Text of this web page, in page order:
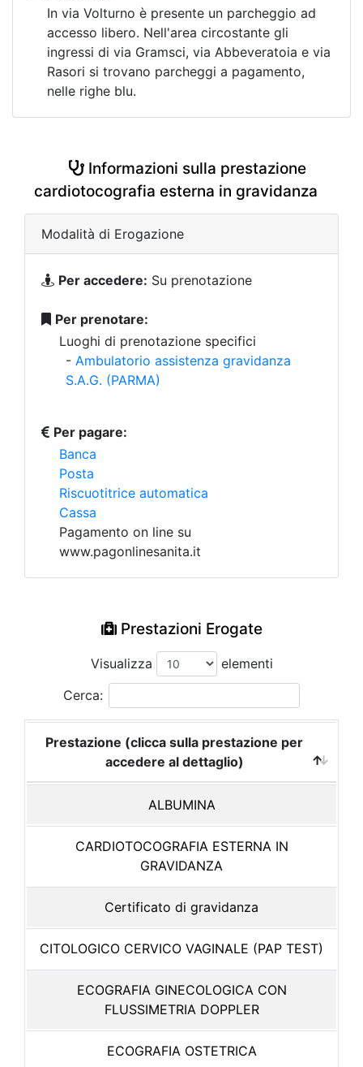
In via Volturno è presente un parcheggio ad
accesso libero. Nell'area circostante gli
ingressi di via Gramsci, via Abbeveratoia e via
Rasori si trovano parcheggi a pagamento,
nelle righe blu.
Informazioni sulla prestazione
cardiotocografia esterna in gravidanza
Modalità di Erogazione
Per accedere: Su prenotazione
Per prenotare:
Luoghi di prenotazione specifici
- Ambulatorio assistenza gravidanza
S.A.G. (PARMA)
Per pagare:
Banca
Posta
Riscuotitrice automatica
Cassa
Pagamento on line su
www.pagonlinesanita.it
Prestazioni Erogate
Visualizza
elementi
Cerca:
Prestazione (clicca sulla prestazione per
accedere al dettaglio)
ALBUMINA
CARDIOTOCOGRAFIA ESTERNA IN
GRAVIDANZA
Certificato di gravidanza
CITOLOGICO CERVICO VAGINALE (PAP TEST)
ECOGRAFIA GINECOLOGICA CON
FLUSSIMETRIA DOPPLER
ECOGRAFIA OSTETRICA